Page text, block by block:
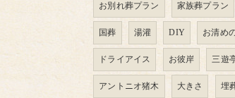
お別れ葬プラン 家族葬プラン
国葬 湯灌 DIY お清め
ドライアイス お彼岸 三遊
アントニオ猪木 大きさ 埋